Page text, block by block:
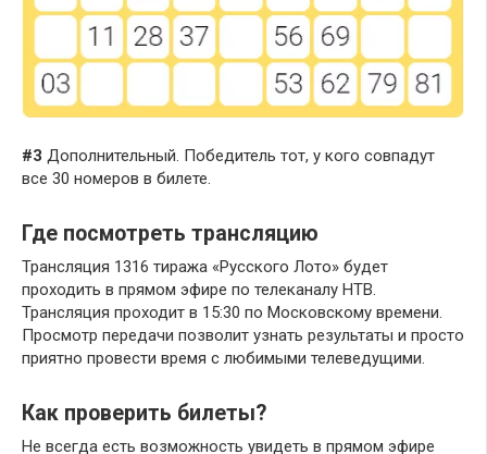
#3 Дополнительный. Победитель тот, у кого совпадут
все 30 номеров в билете.
Где посмотреть трансляцию
Трансляция 1316 тиража «Русского Лото» будет
проходить в прямом эфире по телеканалу НТВ.
Трансляция проходит в 15:30 по Московскому времени.
Просмотр передачи позволит узнать результаты и просто
приятно провести время с любимыми телеведущими.
Как проверить билеты?
Не всегда есть возможность увидеть в прямом эфире